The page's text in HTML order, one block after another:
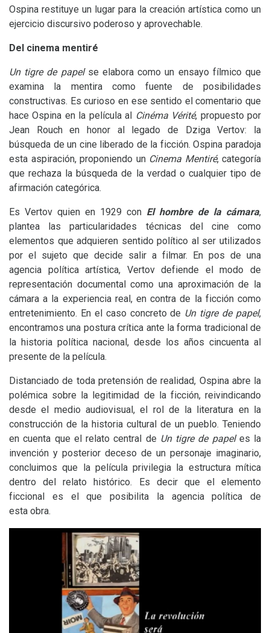
Ospina restituye un lugar para la creación artística como un
ejercicio discursivo poderoso y aprovechable.
Del cinema mentiré
Un tigre de papelse elabora como un ensayo fílmico que
examina la mentira como fuente de posibilidades
constructivas. Es curioso en ese sentido el comentario que
hace Ospina en la película al Cinéma Vérité, propuesto por
Jean Rouch en honor al legado de Dziga Vertov: la
búsqueda de un cine liberado de la ficción. Ospina paradoja
esta aspiración, proponiendo un Cinema Mentiré, categoría
que rechaza la búsqueda de la verdad o cualquier tipo de
afirmación categórica.
Es Vertov quien en 1929 con El hombre de la cámara,
plantea las particularidades técnicas del cine como
elementos que adquieren sentido político al ser utilizados
por el sujeto que decide salir a filmar. En pos de una
agencia política artística, Vertov defiende el modo de
representación documental como una aproximación de la
cámara a la experiencia real, en contra de la ficción como
entretenimiento. En el caso concreto de Un tigre de papel,
encontramos una postura crítica ante la forma tradicional de
la historia política nacional, desde los años cincuenta al
presente de la película.
Distanciado de toda pretensión de realidad, Ospina abre la
polémica sobre la legitimidad de la ficción, reivindicando
desde el medio audiovisual, el rol de la literatura en la
construcción de la historia cultural de un pueblo. Teniendo
en cuenta que el relato central de Un tigre de papel es la
invención y posterior deceso de un personaje imaginario,
concluimos que la película privilegia la estructura mítica
dentro del relato histórico. Es decir que el elemento
ficcional es el que posibilita la agencia política de
esta obra.